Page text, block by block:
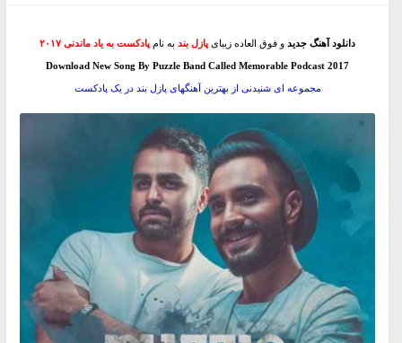
دانلود آهنگ جدیدو فوق العاده زیبایپازل بندبه نام پادکست به یاد ماندنی ۲۰۱۷
Download New Song By Puzzle Band Called Memorable Podcast 2017
مجموعه ای شنیدنی از بهترین آهنگهای پازل بند در یک پادکست